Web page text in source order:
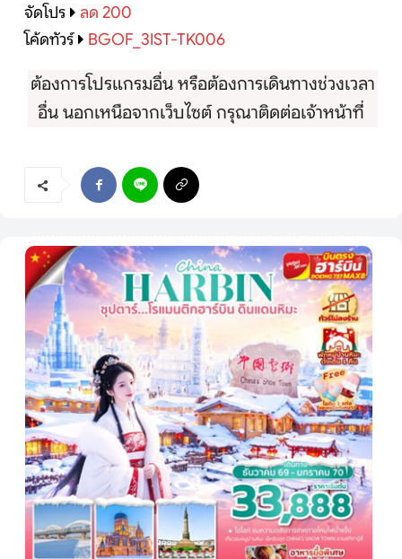
จัดโปร
ลด 200
โค้ดทัวร์
BGOF_3IST-TK006
ต้องการโปรแกรมอื่น หรือต้องการเดินทางช่วงเวลา
อื่น นอกเหนือจากเว็บไซต์ กรุณาติดต่อเจ้าหน้าที่